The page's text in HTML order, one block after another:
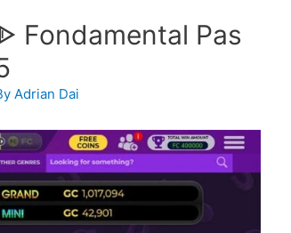
Fondamental Pas
Adrian Dai